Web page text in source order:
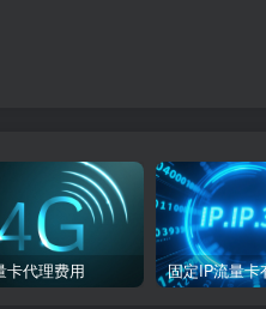
卡代理费用